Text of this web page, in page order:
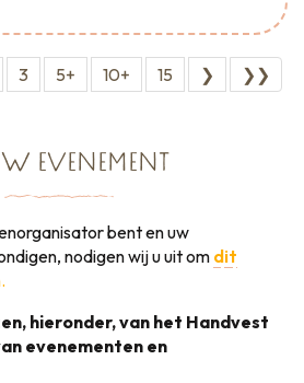
3 5+ 10+ 15 ❯ ❯❯
EVENEMENT
bent en uw
nodigen wij u uit om dit
hieronder, van het Handvest
evenementen en